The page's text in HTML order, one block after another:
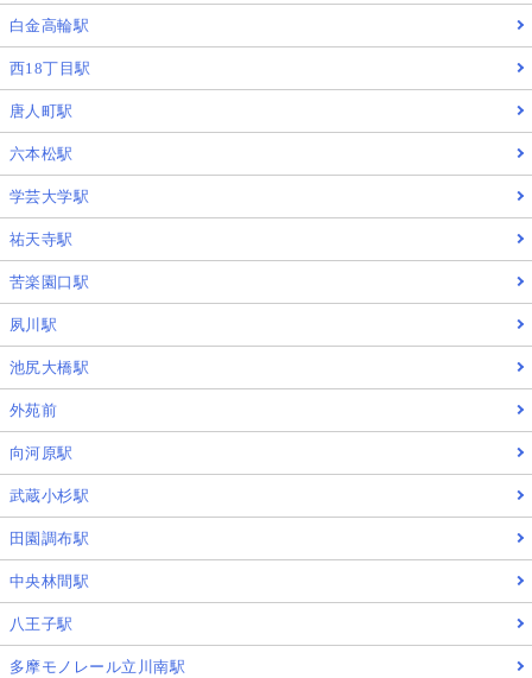
白金高輪駅
西18丁目駅
唐人町駅
六本松駅
学芸大学駅
祐天寺駅
苦楽園口駅
夙川駅
池尻大橋駅
外苑前
向河原駅
武蔵小杉駅
田園調布駅
中央林間駅
八王子駅
多摩モノレール立川南駅